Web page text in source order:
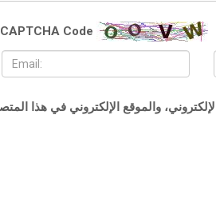
CAPTCHA Code